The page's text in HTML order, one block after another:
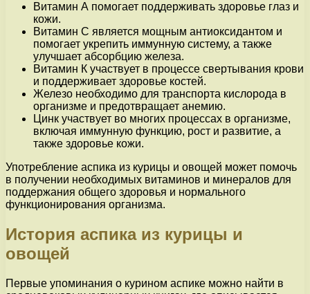
Витамин А помогает поддерживать здоровье глаз и
кожи.
Витамин С является мощным антиоксидантом и
помогает укрепить иммунную систему, а также
улучшает абсорбцию железа.
Витамин К участвует в процессе свертывания крови
и поддерживает здоровье костей.
Железо необходимо для транспорта кислорода в
организме и предотвращает анемию.
Цинк участвует во многих процессах в организме,
включая иммунную функцию, рост и развитие, а
также здоровье кожи.
Употребление аспика из курицы и овощей может помочь
в получении необходимых витаминов и минералов для
поддержания общего здоровья и нормального
функционирования организма.
История аспика из курицы и
овощей
Первые упоминания о курином аспике можно найти в